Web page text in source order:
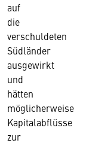
auf
die
verschuldeten
Südländer
ausgewirkt
und
hätten
möglicherweise
Kapitalabflüsse
zur